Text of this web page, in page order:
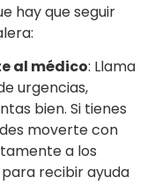
hay que seguir
al médico: Llama
urgencias,
bien. Si tienes
moverte con
a los
recibir ayuda